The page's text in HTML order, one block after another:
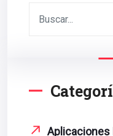
Aplicaciones